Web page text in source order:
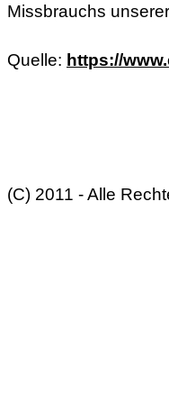
Missbrauchs
Quelle: https://
(C) 2011 - Alle